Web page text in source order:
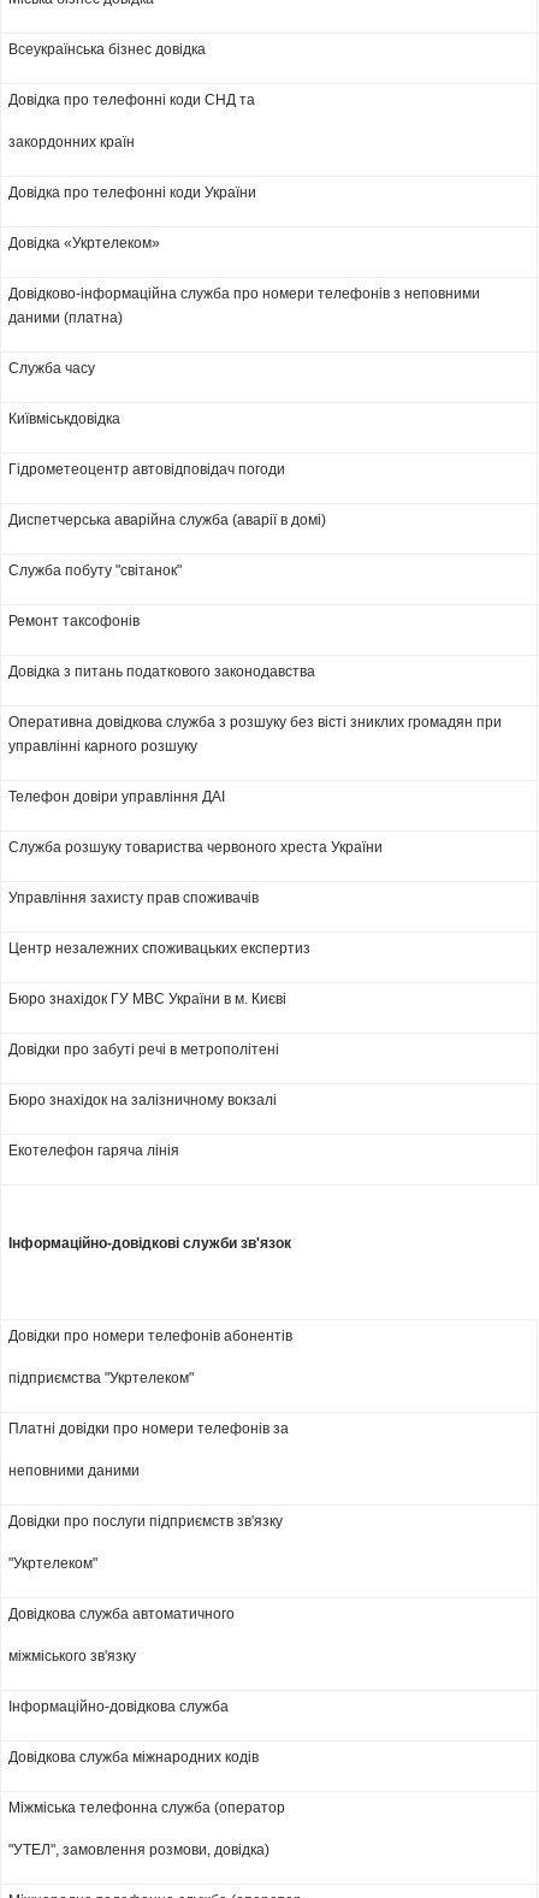
Всеукраїнська бізнес довідка
Довідка про телефонні коди СНД та
закордонних країн
Довідка про телефонні коди України
Довідка «Укртелеком»
Довідково-інформаційна служба про номери телефонів з неповними
даними (платна)
Служба часу
Київміськдовідка
Гідрометеоцентр автовідповідач погоди
Диспетчерська аварійна служба (аварії в домі)
Служба побуту "світанок"
Ремонт таксофонів
Довідка з питань податкового законодавства
Оперативна довідкова служба з розшуку без вісті зниклих громадян при
управлінні карного розшуку
Телефон довіри управління ДАІ
Служба розшуку товариства червоного хреста України
Управління захисту прав споживачів
Центр незалежних споживацьких експертиз
Бюро знахідок ГУ МВС України в м. Києві
Довідки про забуті речі в метрополітені
Бюро знахідок на залізничному вокзалі
Екотелефон гаряча лінія
Інформаційно-довідкові служби зв'язок
Довідки про номери телефонів абонентів
підприємства "Укртелеком"
Платні довідки про номери телефонів за
неповними даними
Довідки про послуги підприємств зв'язку
"Укртелеком"
Довідкова служба автоматичного
міжміського зв'язку
Інформаційно-довідкова служба
Довідкова служба міжнародних кодів
Міжміська телефонна служба (оператор
"УТЕЛ", замовлення розмови, довідка)